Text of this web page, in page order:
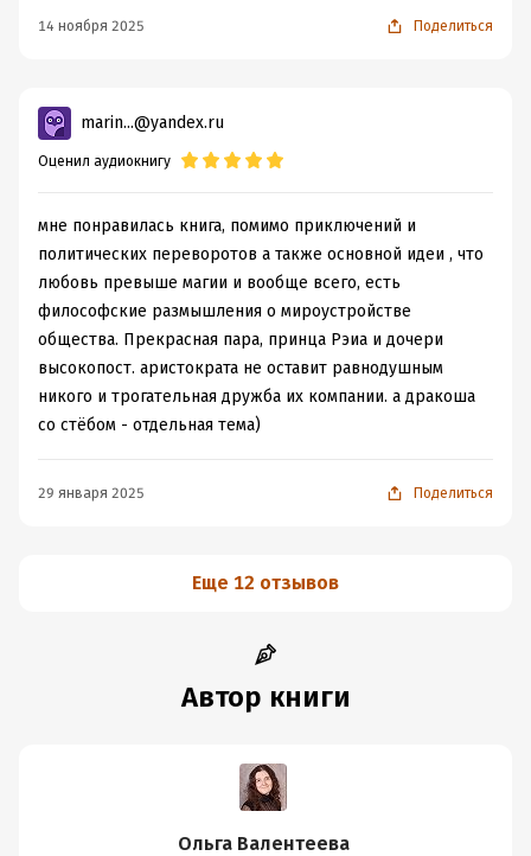
14 ноября 2025 Поделиться
marin...@yandex.ru
Оценил аудиокнигу
мне понравилась книга, помимо приключений и
политических переворотов а также основной идеи , что
любовь превыше магии и вообще всего, есть
философские размышления о мироустройстве
общества. Прекрасная пара, принца Рэиа и дочери
высокопост. аристократа не оставит равнодушным
никого и трогательная дружба их компании. а дракоша
со стёбом - отдельная тема)
29 января 2025 Поделиться
Еще 12 отзывов
Автор книги
Ольга Валентеева